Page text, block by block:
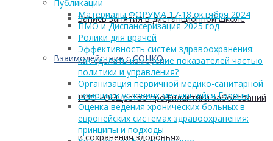
Запись занятия в дистанционной школе
Взаимодействие с СОНКО
РОО «Общество профилактики заболеваний
и сохранения здоровья»
Публикации
Материалы ФОРУМА 17-18 октября 2024
ПМО и Диспансеризация 2025 год
Ролики для врачей
Эффективность систем здравоохранения:
как сделать измерение показателей частью
политики и управления?
Организация первичной медико-санитарной
помощи в условиях меняющейся Европы
Оценка ведения хронических больных в
европейских системах здравоохранения:
принципы и подходы